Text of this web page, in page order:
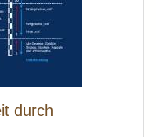
durch